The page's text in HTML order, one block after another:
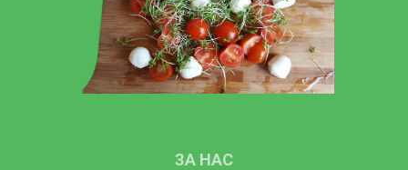
ЗА НАС